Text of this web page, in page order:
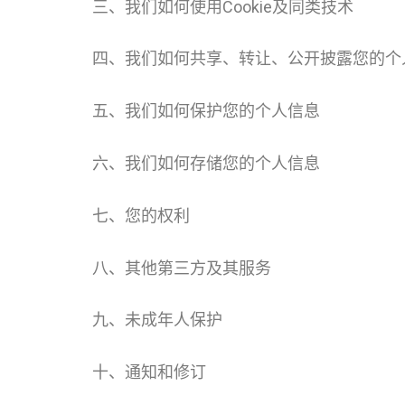
三、我们如何使用Cookie及同类技术
四、我们如何共享、转让、公开披露您的
五、我们如何保护您的个人信息
六、我们如何存储您的个人信息
七、您的权利
八、其他第三方及其服务
九、未成年人保护
十、通知和修订